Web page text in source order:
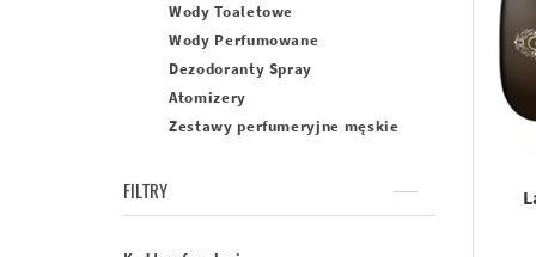
Wody Toaletowe
Wody Perfumowane
Dezodoranty Spray
Atomizery
Zestawy perfumeryjne męskie
FILTRY